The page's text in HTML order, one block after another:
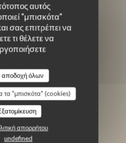
αυτός
"μπισκότα"
σας επιτρέπει να
τι θέλετε να
αποδοχή όλων
τα "μπισκότα" (cookies)
απορρήτου
undefined